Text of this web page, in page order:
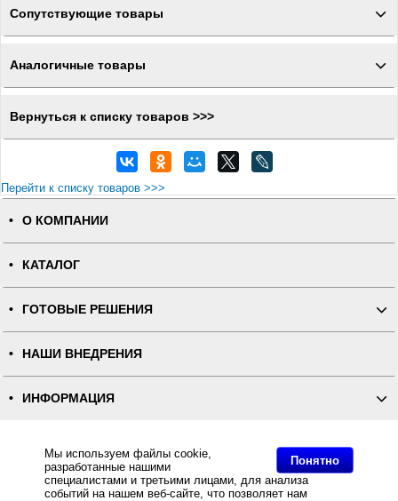
Понятно
Мы используем файлы cookie,
разработанные нашими
специалистами и третьими лицами, для анализа
событий на нашем веб-сайте, что позволяет нам
Сопутствующие товары
Аналогичные товары
Вернуться к списку товаров >>>
Перейти к списку товаров >>>
О КОМПАНИИ
КАТАЛОГ
ГОТОВЫЕ РЕШЕНИЯ
НАШИ ВНЕДРЕНИЯ
ИНФОРМАЦИЯ
ПОЛНАЯ ВЕРСИЯ